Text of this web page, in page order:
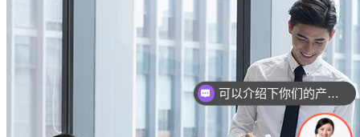
可以介绍下你们的产品么
你们是怎么收费的呢